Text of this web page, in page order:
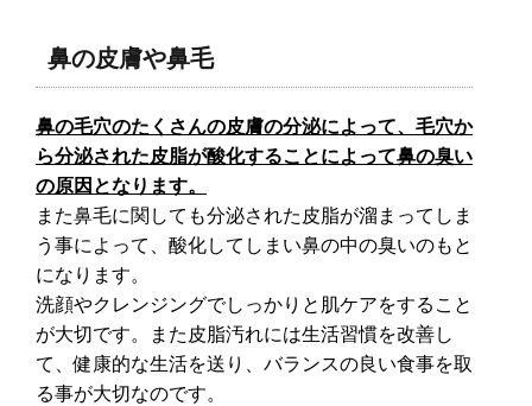
鼻の皮膚や鼻毛
鼻の毛穴のたくさんの皮膚の分泌によって、毛穴か
ら分泌された皮脂が酸化することによって鼻の臭い
の原因となります。
また鼻毛に関しても分泌された皮脂が溜まってしま
う事によって、酸化してしまい鼻の中の臭いのもと
になります。
洗顔やクレンジングでしっかりと肌ケアをすること
が大切です。また皮脂汚れには生活習慣を改善し
て、健康的な生活を送り、バランスの良い食事を取
る事が大切なのです。